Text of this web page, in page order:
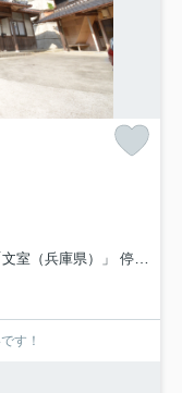
」 停歩40分車25分 19.9km
す！